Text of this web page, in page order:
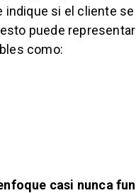
si el cliente
puede
como:
casi nunca